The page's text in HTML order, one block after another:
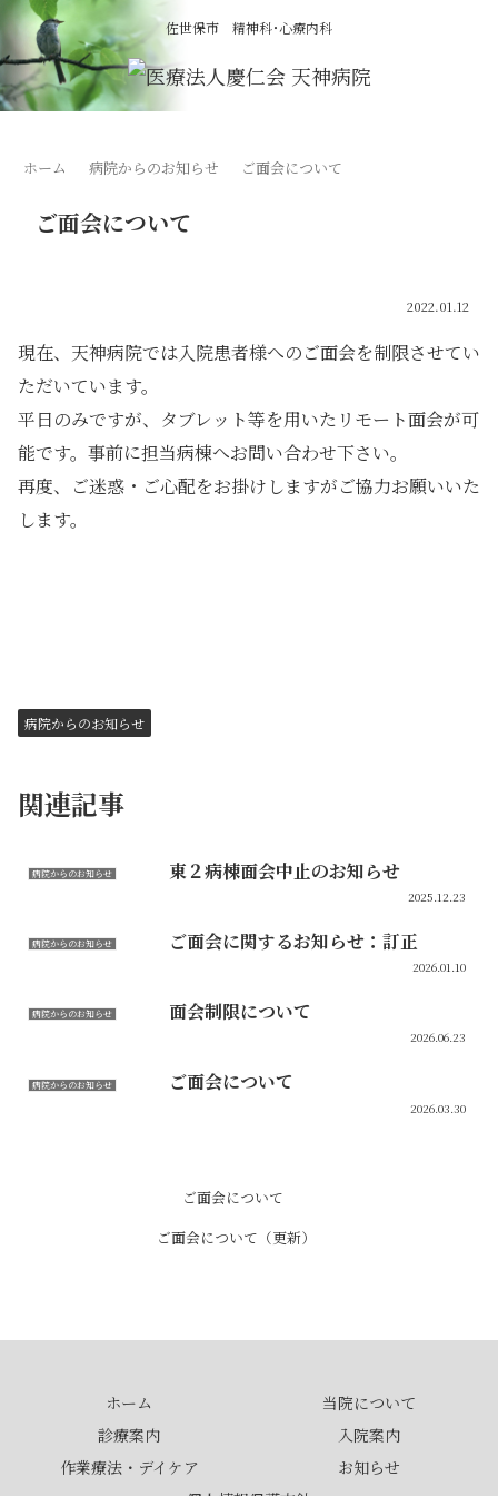
佐世保市 精神科･心療内科
ホーム 病院からのお知らせ ご面会について
ご面会について
2022.01.12
現在、天神病院では入院患者様へのご面会を制限させてい
ただいています。
平日のみですが、タブレット等を用いたリモート面会が可
能です。事前に担当病棟へお問い合わせ下さい。
再度、ご迷惑・ご心配をお掛けしますがご協力お願いいた
します。
病院からのお知らせ
関連記事
病院からのお知らせ 東２病棟面会中止のお知らせ
2025.12.23
病院からのお知らせ ご面会に関するお知らせ：訂正
2026.01.10
病院からのお知らせ 面会制限について
2026.06.23
病院からのお知らせ ご面会について
2026.03.30
ご面会について
ご面会について（更新）
ホーム
当院について
診療案内
入院案内
作業療法・デイケア
お知らせ